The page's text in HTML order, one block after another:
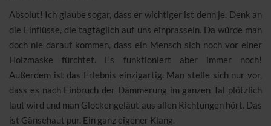
Absolut! Ich glaube sogar, dass er wichtiger ist denn je. Denk an
die Einflüsse, die tagtäglich auf uns einprasseln. Da würde man
doch nie darauf kommen, dass ein Mensch sich noch vor einer
Holzmaske fürchtet. Es funktioniert aber immer noch!
Außerdem ist das Erlebnis einzigartig. Man stelle sich nur vor,
dass es nach Einbruch der Dämmerung im ganzen Tal plötzlich
laut wird und man Glockengeläut aus allen Richtungen hört. Das
ist Gänsehaut pur. Ein ganz eigener Klang.